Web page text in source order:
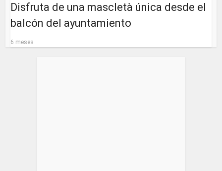
Disfruta de una mascletà única desde el
balcón del ayuntamiento
6 meses